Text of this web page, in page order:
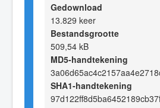
Gedownload
13.829 keer
Bestandsgrootte
509,54 kB
MD5-handtekening
SHA1-handtekening